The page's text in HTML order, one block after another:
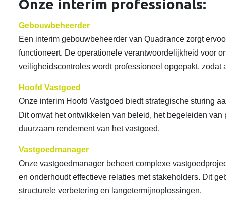
Onze interim professionals:
Gebouwbeheerder
Een interim gebouwbeheerder van Quadrance zorgt
functioneert. De operationele verantwoordelijkheid voor
veiligheidscontroles wordt professioneel opgepakt, zodat
Hoofd Vastgoed
Onze interim Hoofd Vastgoed biedt strategische sturing
Dit omvat het ontwikkelen van beleid, het begeleiden van
duurzaam rendement van het vastgoed.
Vastgoedmanager
Onze vastgoedmanager beheert complexe
en onderhoudt effectieve relaties met stakeholders. Dit
structurele verbetering en langetermijnoplossingen.